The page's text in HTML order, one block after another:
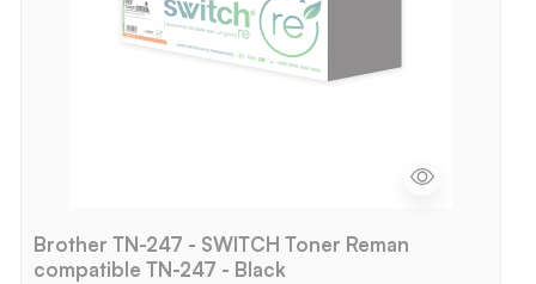
Brother TN-247 - SWITCH Toner Reman
compatible TN-247 - Black